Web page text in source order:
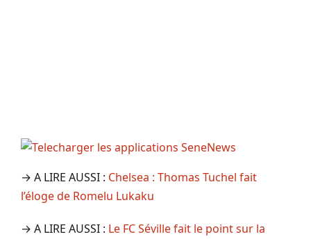
→ A LIRE AUSSI : Chelsea : Thomas Tuchel fait
l’éloge de Romelu Lukaku
→ A LIRE AUSSI : Le FC Séville fait le point sur la